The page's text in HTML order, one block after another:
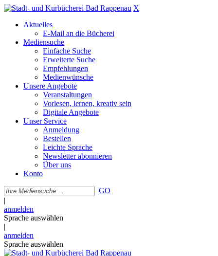
X
Aktuelles
E-Mail an die Bücherei
Mediensuche
Einfache Suche
Erweiterte Suche
Empfehlungen
Medienwünsche
Unsere Angebote
Veranstaltungen
Vorlesen, lernen, kreativ sein
Digitale Angebote
Unser Service
Anmeldung
Bestellen
Leichte Sprache
Newsletter abonnieren
Über uns
Konto
GO
|
anmelden
Sprache auswählen
|
anmelden
Sprache auswählen